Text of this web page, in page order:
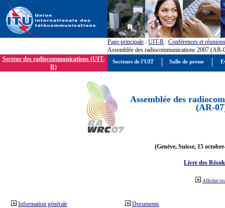
Page principale : UIT-R : Conférences et réunions
Assemblée des radiocommunications 2007 (AR-
Secteur des radiocommunications (UIT-
R)
Assemblée des
(AR-
(Genève, Suisse, 15
Livre des
Afficher
Information générale Documents
Secteurs de l'UIT Salle de presse